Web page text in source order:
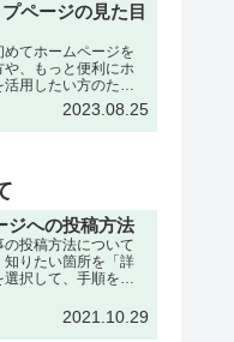
ページの見た目
めてホームページを
や、もっと便利にホ
用したい方のため
ジの各所について改
記事となります。改
ことで今まで利用し
2023.08.25
ジへの投稿方法
の投稿方法について
知りたい箇所を「詳
選択して、手順を確
・団体・クラブサー
2021.10.29